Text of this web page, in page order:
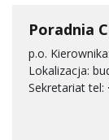
Poradnia
p.o.
Lokalizacja:
Sekretariat tel: